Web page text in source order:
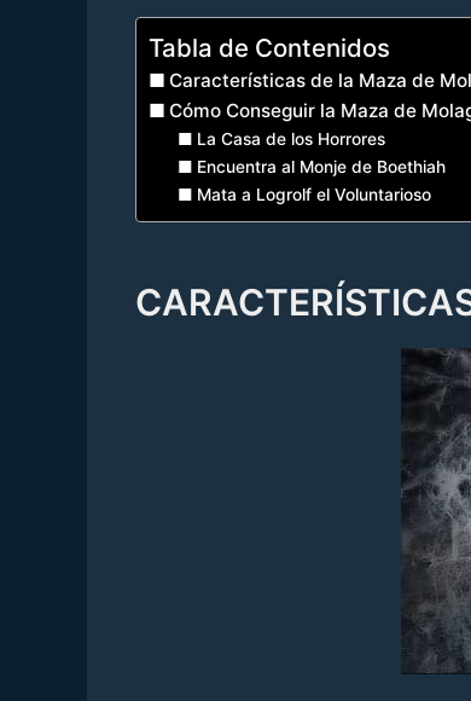
Tabla de Contenidos
Características de la Maza de
Cómo Conseguir la Maza de
La Casa de los Horrores
Encuentra al Monje de Boethiah
Mata a Logrolf el Voluntarioso